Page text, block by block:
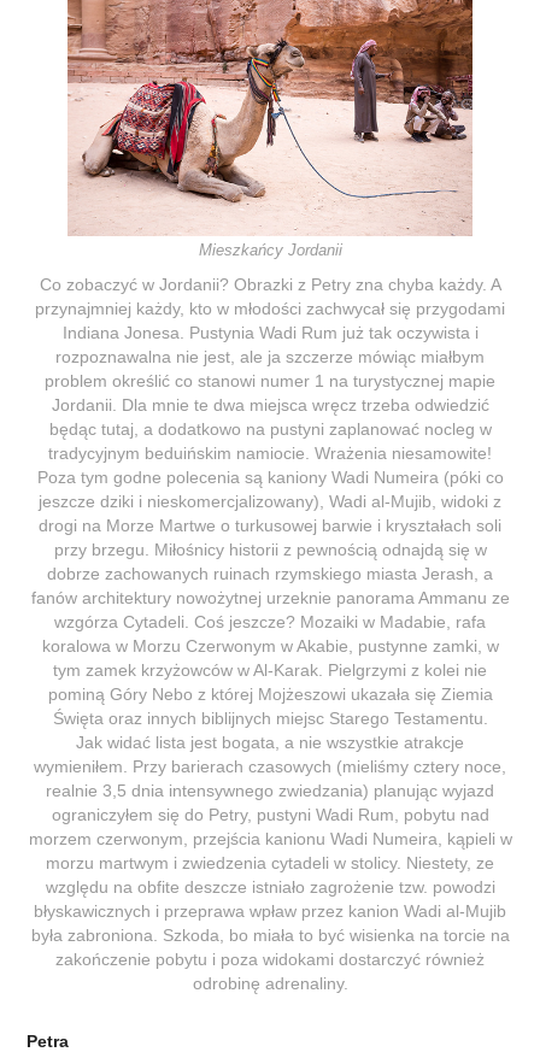
Mieszkańcy Jordanii
Co zobaczyć w Jordanii? Obrazki z Petry zna chyba każdy. A
przynajmniej każdy, kto w młodości zachwycał się przygodami
Indiana Jonesa. Pustynia Wadi Rum już tak oczywista i
rozpoznawalna nie jest, ale ja szczerze mówiąc miałbym
problem określić co stanowi numer 1 na turystycznej mapie
Jordanii. Dla mnie te dwa miejsca wręcz trzeba odwiedzić
będąc tutaj, a dodatkowo na pustyni zaplanować nocleg w
tradycyjnym beduińskim namiocie. Wrażenia niesamowite!
Poza tym godne polecenia są kaniony Wadi Numeira (póki co
jeszcze dziki i nieskomercjalizowany), Wadi al-Mujib, widoki z
drogi na Morze Martwe o turkusowej barwie i kryształach soli
przy brzegu. Miłośnicy historii z pewnością odnajdą się w
dobrze zachowanych ruinach rzymskiego miasta Jerash, a
fanów architektury nowożytnej urzeknie panorama Ammanu ze
wzgórza Cytadeli. Coś jeszcze? Mozaiki w Madabie, rafa
koralowa w Morzu Czerwonym w Akabie, pustynne zamki, w
tym zamek krzyżowców w Al-Karak. Pielgrzymi z kolei nie
pominą Góry Nebo z której Mojżeszowi ukazała się Ziemia
Święta oraz innych biblijnych miejsc Starego Testamentu.
Jak widać lista jest bogata, a nie wszystkie atrakcje
wymieniłem. Przy barierach czasowych (mieliśmy cztery noce,
realnie 3,5 dnia intensywnego zwiedzania) planując wyjazd
ograniczyłem się do Petry, pustyni Wadi Rum, pobytu nad
morzem czerwonym, przejścia kanionu Wadi Numeira, kąpieli w
morzu martwym i zwiedzenia cytadeli w stolicy. Niestety, ze
względu na obfite deszcze istniało zagrożenie tzw. powodzi
błyskawicznych i przeprawa wpław przez kanion Wadi al-Mujib
była zabroniona. Szkoda, bo miała to być wisienka na torcie na
zakończenie pobytu i poza widokami dostarczyć również
odrobinę adrenaliny.
Petra